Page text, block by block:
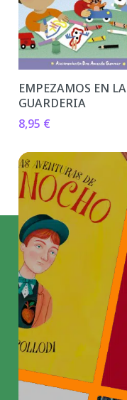
EMPEZAMOS EN LA
GUARDERIA
8,95 €